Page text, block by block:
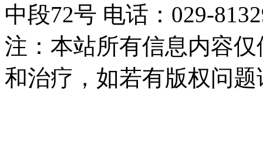
中段72号 电话：029-
注：本站所有信息内容
和治疗，如若有版权问